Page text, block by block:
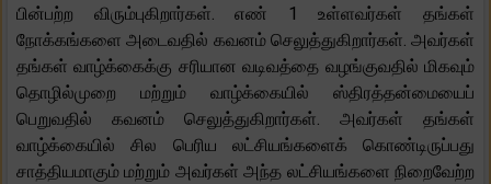
பின்பற்ற விரும்புகிறார்கள். எண் 1 உள்ளவர்கள் தங்கள்
நோக்கங்களை அடைவதில் கவனம் செலுத்துகிறார்கள். அவர்கள்
தங்கள் வாழ்க்கைக்கு சரியான வடிவத்தை வழங்குவதில் மிகவும்
தொழில்முறை மற்றும் வாழ்க்கையில் ஸ்திரத்தன்மையைப்
பெறுவதில் கவனம் செலுத்துகிறார்கள். அவர்கள் தங்கள்
வாழ்க்கையில் சில பெரிய லட்சியங்களைக் கொண்டிருப்பது
சாத்தியமாகும் மற்றும் அவர்கள் அந்த லட்சியங்களை நிறைவேற்ற